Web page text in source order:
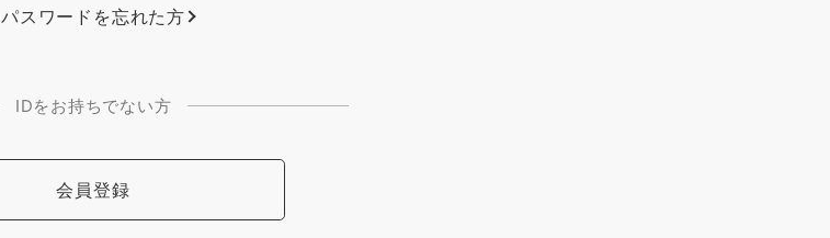
パスワードを忘れた方
IDをお持ちでない方
会員登録